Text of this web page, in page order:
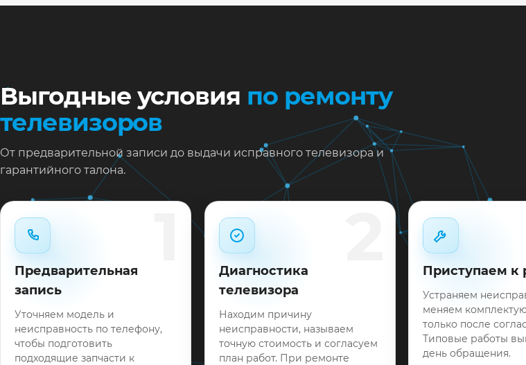
Оставьте заявку или позвоните:
Выгодные условия по ремонту
телевизоров
От предварительной записи до выдачи исправного телевизора и
гарантийного талона.
Предварительная
запись
Уточняем модель и
неисправность по телефону,
чтобы подготовить
подходящие запчасти к
Диагностика
телевизора
Находим причину
неисправности, называем
точную стоимость и согласуем
план работ. При ремонте
Приступаем к
Устраняем
меняем
только после
Типовые работы
день обращения.